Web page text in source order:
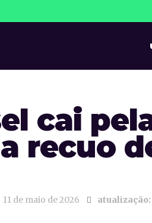
cai
recuo
11 de maio de 2026 atualização: